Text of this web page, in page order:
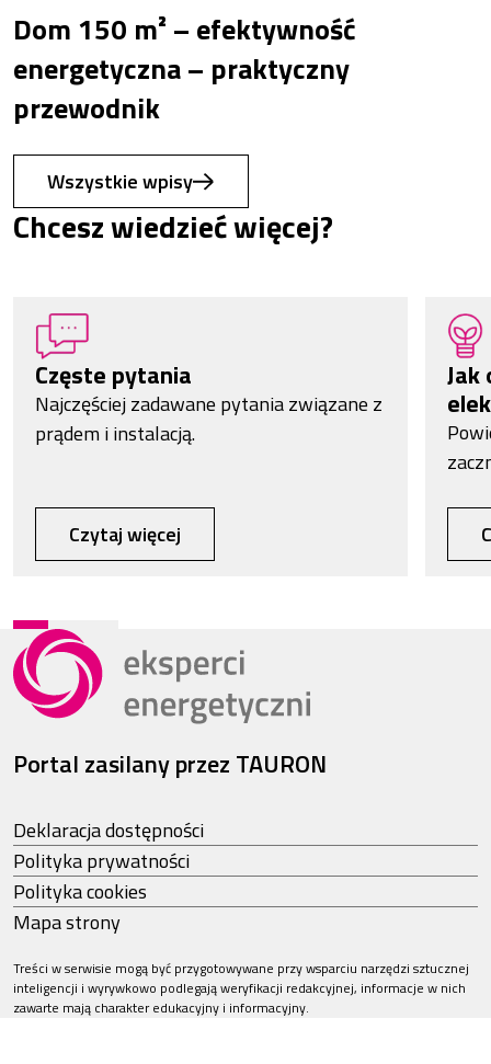
Dom 150 m² – efektywność
energetyczna – praktyczny
przewodnik
Wszystkie wpisy
Chcesz wiedzieć więcej?
Częste pytania
Najczęściej zadawane pytania związane z
prądem i instalacją.
Czytaj więcej
Jak
Portal zasilany przez TAURON
Deklaracja dostępności
Polityka prywatności
Polityka cookies
Mapa strony
Treści w serwisie mogą być przygotowywane przy wsparciu narzędzi sztucznej
inteligencji i wyrywkowo podlegają weryfikacji redakcyjnej, informacje w nich
zawarte mają charakter edukacyjny i informacyjny.